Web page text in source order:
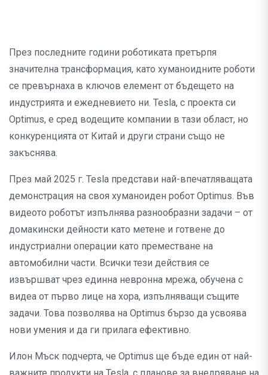
През последните години роботиката претърпя
значителна трансформация, като хуманоидните роботи
се превърнаха в ключов елемент от бъдещето на
индустрията и ежедневието ни. Tesla, с проекта си
Optimus, е сред водещите компании в тази област, но
конкуренцията от Китай и други страни също не
закъснява.
През май 2025 г. Tesla представи най-впечатляващата
демонстрация на своя хуманоиден робот Optimus. Във
видеото роботът изпълнява разнообразни задачи – от
домакински дейности като метене и готвене до
индустриални операции като преместване на
автомобилни части. Всички тези действия се
извършват чрез единна невронна мрежа, обучена с
видеа от първо лице на хора, изпълняващи същите
задачи. Това позволява на Optimus бързо да усвоява
нови умения и да ги прилага ефективно.
Илон Мъск подчерта, че Optimus ще бъде един от най-